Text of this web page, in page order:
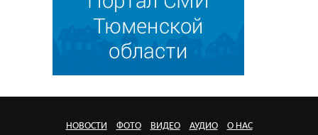
НОВОСТИ ФОТО ВИДЕО АУДИО О НАС